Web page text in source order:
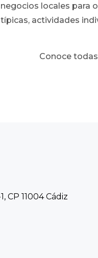
locales para
típicas, actividades
Conoce
CP 11004 Cádiz